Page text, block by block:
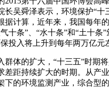
长吴舜泽表示，环境保护“十
据计算，近年来，我国每年
十条”、“水十条”和“土十条
投入将上升到每年两万亿元
群体的扩大，“十三五”时期
差距持续扩大的时期。从产
下的环境监测产业，综合型